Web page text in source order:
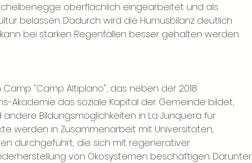
oberflächlich eingearbeitet und als
belassen. Dadurch wird die Humusbilanz deutlich
bei starken Regenfällen besser gehalten werden.
"Camp Altiplano", das neben der 2018
Akademie das soziale Kapital der Gemeinde bildet,
Bildungsmöglichkeiten in La Junquera für
werden in Zusammenarbeit mit Universitäten,
durchgeführt, die sich mit regenerativer
von Ökosystemen beschäftigen. Darunter